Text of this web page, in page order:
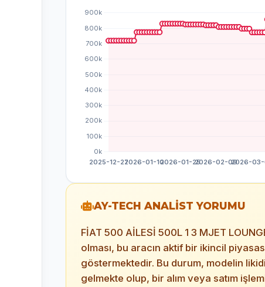
AY-TECH ANALİST YORUMU
FİAT 500 AİLESİ 500L 1 3 MJET
olması, bu aracın aktif bir ikincil
göstermektedir. Bu durum, modelin
gelmekte olup, bir alım veya satım